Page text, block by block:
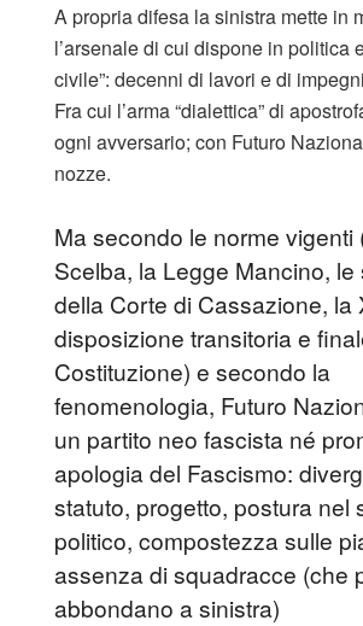
A propria difesa la sinistra mette in
l’arsenale di cui dispone in politica
civile”: decenni di lavori e di
Fra cui l’arma “dialettica” di
ogni avversario; con Futuro
nozze.
Ma secondo le norme vigenti
Scelba, la Legge Mancino, le
della Corte di Cassazione, la
disposizione transitoria e
Costituzione) e secondo la
fenomenologia, Futuro
un partito neo fascista né
apologia del Fascismo:
statuto, progetto, postura nel
politico, compostezza sulle
assenza di squadracce (che
abbondano a sinistra)